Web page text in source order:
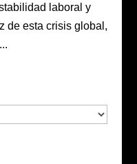
laboral y
de esta crisis global,